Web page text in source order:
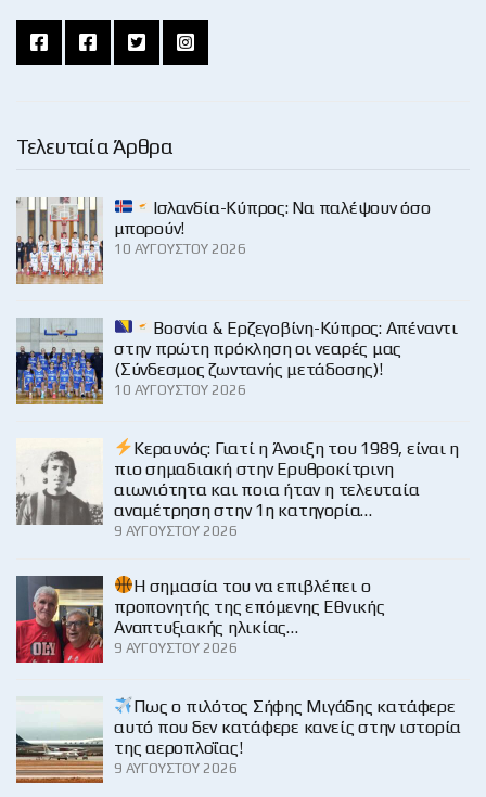
Τελευταία Άρθρα
Ισλανδία-Κύπρος: Να παλέψουν όσο
μπορούν!
10 ΑΥΓΟΎΣΤΟΥ 2026
Βοσνία & Ερζεγοβίνη-Κύπρος: Απέναντι
στην πρώτη πρόκληση οι νεαρές μας
(Σύνδεσμος ζωντανής μετάδοσης)!
10 ΑΥΓΟΎΣΤΟΥ 2026
Κεραυνός: Γιατί η Άνοιξη του 1989, είναι η
πιο σημαδιακή στην Ερυθροκίτρινη
αιωνιότητα και ποια ήταν η τελευταία
αναμέτρηση στην 1η κατηγορία…
9 ΑΥΓΟΎΣΤΟΥ 2026
H σημασία του να επιβλέπει ο
προπονητής της επόμενης Εθνικής
Αναπτυξιακής ηλικίας…
9 ΑΥΓΟΎΣΤΟΥ 2026
Πως ο πιλότος Σήφης Μιγάδης κατάφερε
αυτό που δεν κατάφερε κανείς στην ιστορία
της αεροπλοΐας!
9 ΑΥΓΟΎΣΤΟΥ 2026